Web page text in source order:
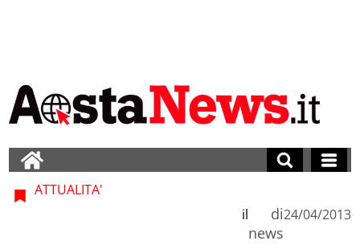
ATTUALITA'
di
news
il 24/04/2013